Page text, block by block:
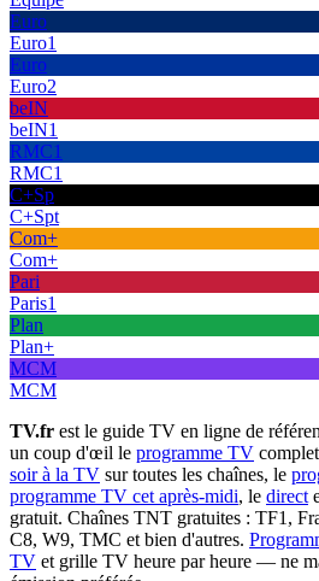
Euro
Euro1
Euro
Euro2
beIN
beIN1
RMC1
RMC1
C+Sp
C+Spt
Com+
Com+
Pari
Paris1
Plan
Plan+
MCM
MCM
TV.fr est le guide TV en ligne de
un coup d'œil le programme TV
soir à la TV sur toutes les chaînes, le
programme TV cet après-midi, le direct
gratuit. Chaînes TNT gratuites : TF1,
C8, W9, TMC et bien d'autres.
TV et grille TV heure par heure — ne